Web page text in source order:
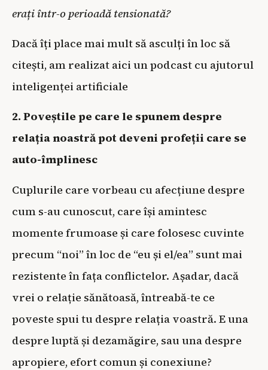
erați într-o perioadă tensionată?
Dacă îți place mai mult să asculți în loc să
citești, am realizat aici un podcast cu ajutorul
inteligenței artificiale
2. Poveștile pe care le spunem despre
relația noastră pot deveni profeții care se
auto-împlinesc
Cuplurile care vorbeau cu afecțiune despre
cum s-au cunoscut, care își amintesc
momente frumoase și care folosesc cuvinte
precum “noi” în loc de “eu și el/ea” sunt mai
rezistente în fața conflictelor. Așadar, dacă
vrei o relație sănătoasă, întreabă-te ce
poveste spui tu despre relația voastră. E una
despre luptă și dezamăgire, sau una despre
apropiere, efort comun și conexiune?